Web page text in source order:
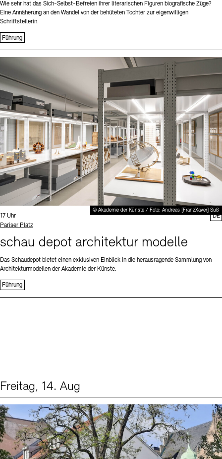
Wie sehr hat das Sich-Selbst-Befreien ihrer literarischen Figuren biografische Züge?
Eine Annäherung an den Wandel von der behüteten Tochter zur eigenwilligen
Schriftstellerin.
Führung
© Akademie der Künste / Foto: Andreas [FranzXaver] Süß
Uhrzeit:
17 Uhr
Standort
Pariser Platz
schau depot architektur modelle
Das Schaudepot bietet einen exklusiven Einblick in die herausragende Sammlung von
Architekturmodellen der Akademie der Künste.
Führung
DE
Freitag, 14. Aug